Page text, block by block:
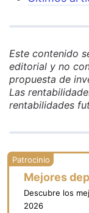
Este contenido
editorial y no
propuesta de
Las
rentabilidades
Mejores
Descubre los
2026